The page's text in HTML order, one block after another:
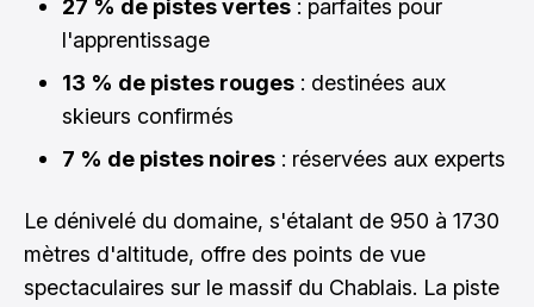
27 % de pistes vertes : parfaites pour
l'apprentissage
13 % de pistes rouges : destinées aux
skieurs confirmés
7 % de pistes noires : réservées aux experts
Le dénivelé du domaine, s'étalant de 950 à 1730
mètres d'altitude, offre des points de vue
spectaculaires sur le massif du Chablais. La piste